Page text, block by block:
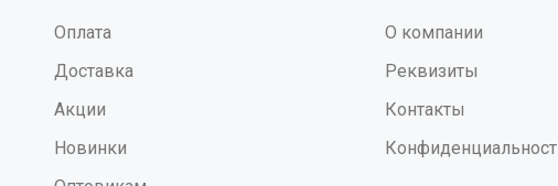
защитные свойства. Внутренняя часть
надевание и снятие перчаток. Защитные
свойства (ТР ТС 019/2011): Вн, К60,
Оплата
Доставка
Новинки
Акции
О компании
Реквизиты
Контакты